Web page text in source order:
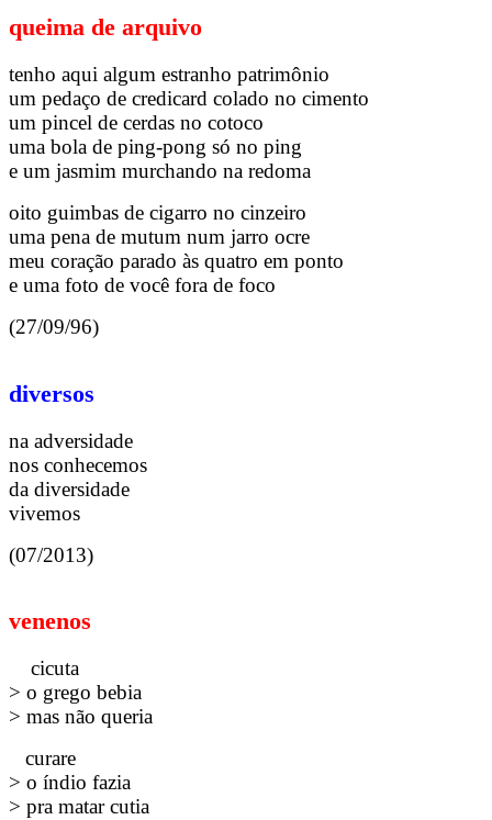
queima de arquivo
tenho aqui algum estranho patrimônio
um pedaço de credicard colado no cimento
um pincel de cerdas no cotoco
uma bola de ping-pong só no ping
e um jasmim murchando na redoma
oito guimbas de cigarro no cinzeiro
uma pena de mutum num jarro ocre
meu coração parado às quatro em ponto
e uma foto de você fora de foco
(27/09/96)
diversos
na adversidade
nos conhecemos
da diversidade
vivemos
(07/2013)
venenos
cicuta
> o grego bebia
> mas não queria
curare
> o índio fazia
> pra matar cutia